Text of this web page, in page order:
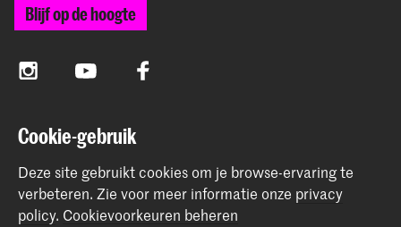
Blijf op de hoogte
InstagramYouTube Facebook
Het Koninklijk Conservatorium en de Koninklijke
Academie van Beeldende Kunsten vormen samen
Hogeschool der Kunsten Den Haag.
Cookie-gebruik
Deze site gebruikt cookies om je browse-ervaring te
verbeteren. Zie voor meer informatie onze privacy
policy. Cookievoorkeuren beheren